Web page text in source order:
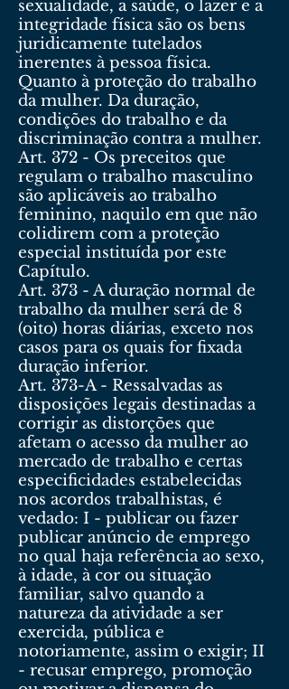
sexualidade, a saúde, o lazer e a
integridade física são os bens
juridicamente tutelados
inerentes à pessoa física.
Quanto à proteção do trabalho
da mulher. Da duração,
condições do trabalho e da
discriminação contra a mulher.
Art. 372 - Os preceitos que
regulam o trabalho masculino
são aplicáveis ao trabalho
feminino, naquilo em que não
colidirem com a proteção
especial instituída por este
Capítulo.
Art. 373 - A duração normal de
trabalho da mulher será de 8
(oito) horas diárias, exceto nos
casos para os quais for fixada
duração inferior.
Art. 373-A - Ressalvadas as
disposições legais destinadas a
corrigir as distorções que
afetam o acesso da mulher ao
mercado de trabalho e certas
especificidades estabelecidas
nos acordos trabalhistas, é
vedado: I - publicar ou fazer
publicar anúncio de emprego
no qual haja referência ao sexo,
à idade, à cor ou situação
familiar, salvo quando a
natureza da atividade a ser
exercida, pública e
notoriamente, assim o exigir; II
- recusar emprego, promoção